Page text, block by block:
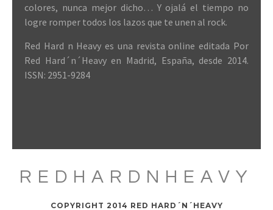
colores, nunca mejor dicho… Y ojalá el tiempo no
logre romper todos los lazos que te unen al rock.
Red Hard n Heavy es una revista online editada Por
Red Hard´n´Heavy en Madrid, España, desde 2014.
ISSN: 2951-9284
REDHARDNHEAVY
COPYRIGHT 2014 RED HARD´N´HEAVY